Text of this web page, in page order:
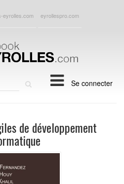
eyrolles.com eyrollespro.com
Se connecter
de développement